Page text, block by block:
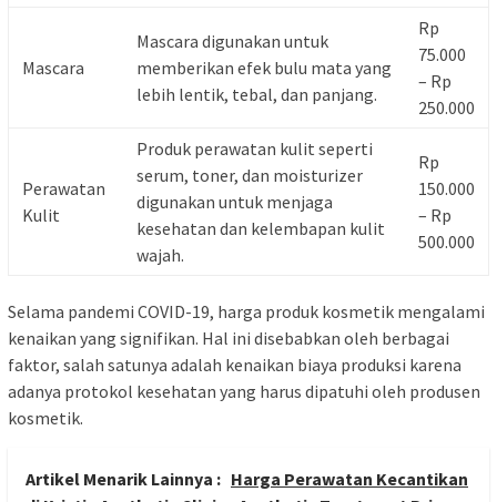
Mascara
Mascara digunakan untuk
memberikan efek bulu mata yang
lebih lentik, tebal, dan panjang.
Rp
75.000
– Rp
250.000
Perawatan
Kulit
Produk perawatan kulit seperti
serum, toner, dan moisturizer
digunakan untuk menjaga
kesehatan dan kelembapan kulit
wajah.
Rp
150.000
– Rp
500.000
Selama pandemi COVID-19, harga produk kosmetik mengalami
kenaikan yang signifikan. Hal ini disebabkan oleh berbagai
faktor, salah satunya adalah kenaikan biaya produksi karena
adanya protokol kesehatan yang harus dipatuhi oleh produsen
kosmetik.
Artikel Menarik Lainnya : Harga Perawatan Kecantikan